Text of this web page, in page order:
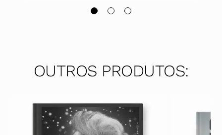
OUTROS PRODUTOS: